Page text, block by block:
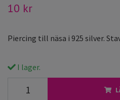
10 kr
Piercing till näsa i 925 silver.
I lager.